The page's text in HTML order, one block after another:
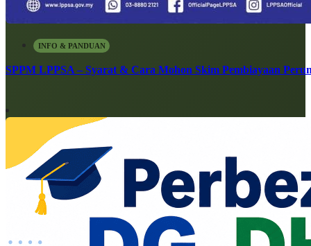
INFO & PANDUAN
SPPM LPPSA – Syarat & Cara Mohon Skim Pembiayaan